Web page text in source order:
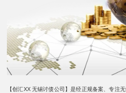
【创汇XX 无锡讨债公司】是经正规备案、专注